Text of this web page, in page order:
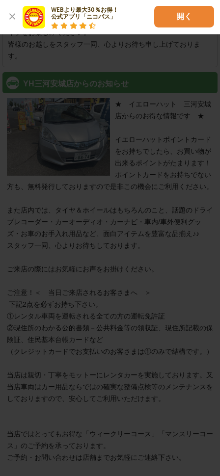
WEBより最大30％お得！
公式アプリ「ニコパス」
開く
■　車のことならイエローハット！　三河安城店です　■
カー用品専門店で、しっかり整備・点検されたお車で快適なドラ
皆様のお越しをスタッフ一同、心よりお待ち申し上げておりま
す。
YH三河安城店からのお知らせ
★　イエローハット　三河安城
店からのお得な情報です　★
イエローハットポイントカード
をお持ちでしたら、お買い物が
出来るポイントがたまります！
ポイントカードをお持ちでない
方も、無料発行しておりますので是非この機会にご利用ください。
また店内では、タイヤ＆ホイールはもちろんのこと、話題のドライ
ブレコーダー・カーオーディオ・カーナビ・車内/車外便利グッ
ズ・お車のお手入れ用品など、面白アイテムを豊富な品揃え♪♪
スタッフ一同、心よりお待ちしております。
ご来店の際にはお気軽にお声をお掛けください。
ご注意！＜　当日ご来店されるお客さまへ　＞
①レンタル車両を運転される全ての方の運転免許証
②現住所のわかる公的書類－公共料金等の領収証、現住所記載の保
険証、住民基本台帳カードなど
（クレジットカードでお支払いのお客さまは①のみで結構です。）
当店は親切・丁寧をモットーにレンタカーを実施しております。又
当店車両はカー用品ならではの確実な整備点検等のメンテナンスを
しておりますので、安心してご利用いただけます。
当店ではとってもお得な「ウィークリーコース」「マンスリーコー
ス」のご予約を承っております。
ご予約・お問い合わせは店舗までお気軽にご連絡下さい。